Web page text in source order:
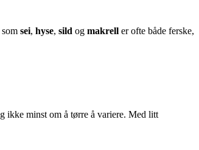
sei, hyse, sild og makrell er ofte både ferske,
ikke minst om å tørre å variere. Med litt